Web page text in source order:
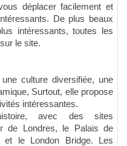
déplacer facilement et
De plus beaux
intéressants, toutes les
le site.
culture diversifiée, une
Surtout, elle propose
intéressantes.
avec des sites
de Londres, le Palais de
et le London Bridge. Les